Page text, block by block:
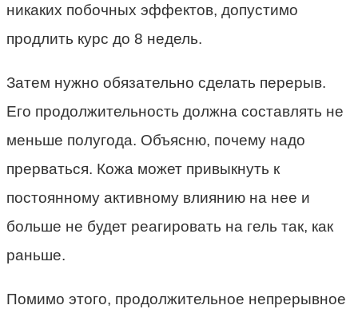
никаких побочных эффектов, допустимо
продлить курс до 8 недель.
Затем нужно обязательно сделать перерыв.
Его продолжительность должна составлять не
меньше полугода. Объясню, почему надо
прерваться. Кожа может привыкнуть к
постоянному активному влиянию на нее и
больше не будет реагировать на гель так, как
раньше.
Помимо этого, продолжительное непрерывное